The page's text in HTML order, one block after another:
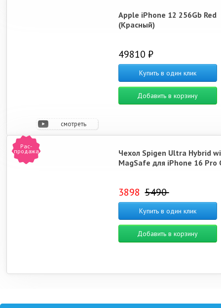
смотреть
видео
Apple iPhone 12 256Gb Red
(Красный)
49810 ₽
Купить в один клик
Добавить в корзину
Рас-
продажа
Чехол Spigen Ultra Hybrid
MagSafe для iPhone 16 Pro
3898 5490
Купить в один клик
Добавить в корзину